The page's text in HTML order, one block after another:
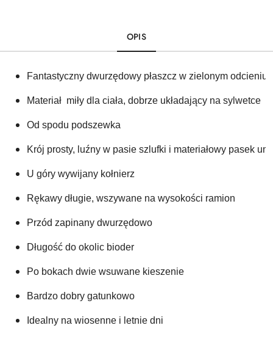
OPIS
Fantastyczny dwurzędowy płaszcz w zielonym odcieniu
Materiał  miły dla ciała, dobrze układający na sylwetce
Od spodu podszewka
Krój prosty, luźny w pasie szlufki i materiałowy pasek
U góry wywijany kołnierz
Rękawy długie, wszywane na wysokości ramion
Przód zapinany dwurzędowo
Długość do okolic bioder
Po bokach dwie wsuwane kieszenie
Bardzo dobry gatunkowo
Idealny na wiosenne i letnie dni